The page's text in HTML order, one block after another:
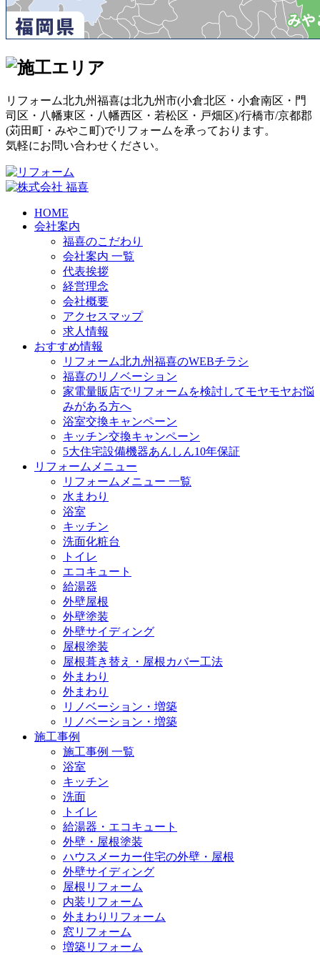
リフォーム北九州福喜は北九州市(小倉北区 ・ 小倉南区 ・ 門
司区 ・ 八幡東区 ・ 八幡西区 ・ 若松区 ・ 戸畑区)/行橋市/京都郡
(苅田町 ・ みやこ町)でリフォームを承っております。
気軽にお問い合わせください。
HOME
会社案内
福喜のこだわり
会社案内 一覧
代表挨拶
経営理念
会社概要
アクセスマップ
求人情報
おすすめ情報
リフォーム北九州福喜のWEBチラシ
福喜のリノベーション
家電量販店でリフォームを検討してモヤモヤお悩
みがある方へ
浴室交換キャンペーン
キッチン交換キャンペーン
5大住宅設備機器あんしん10年保証
リフォームメニュー
リフォームメニュー 一覧
水まわり
浴室
キッチン
洗面化粧台
トイレ
エコキュート
給湯器
外壁屋根
外壁塗装
外壁サイディング
屋根塗装
屋根葺き替え・屋根カバー工法
外まわり
外まわり
リノベーション・増築
リノベーション・増築
施工事例
施工事例 一覧
浴室
キッチン
洗面
トイレ
給湯器・エコキュート
外壁・屋根塗装
ハウスメーカー住宅の外壁・屋根
外壁サイディング
屋根リフォーム
内装リフォーム
外まわりリフォーム
窓リフォーム
増築リフォーム